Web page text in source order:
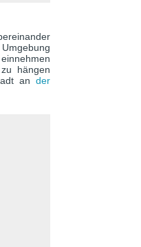
hängen
an der